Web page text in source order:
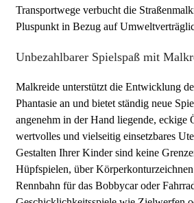
Transportwege verbucht die
Pluspunkt in Bezug auf
Unbezahlbarer Spielspaß mit
Malkreide unterstützt die Entwicklung
Phantasie an und bietet ständig neue
angenehm in der Hand liegende, eckige
wertvolles und vielseitig einsetzbares
Gestalten Ihrer Kinder sind keine
Hüpfspielen, über
Rennbahn für das Bobbycar oder